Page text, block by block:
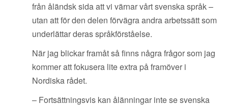
från åländsk sida att vi värnar vårt svenska språk –
utan att för den delen förvägra andra arbetssätt som
underlättar deras språkförståelse.
När jag blickar framåt så finns några frågor som jag
kommer att fokusera lite extra på framöver i
Nordiska rådet.
– Fortsättningsvis kan ålänningar inte se svenska